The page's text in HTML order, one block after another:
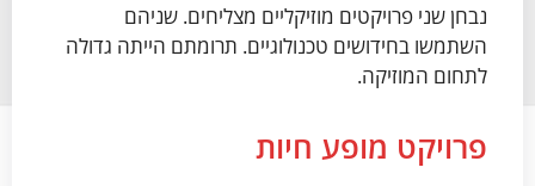
נבחן שני פרויקטים מוזיקליים מצליחים. שניהם
השתמשו בחידושים טכנולוגיים. תרומתם הייתה גדולה
לתחום המוזיקה.
פרויקט מופע חיות